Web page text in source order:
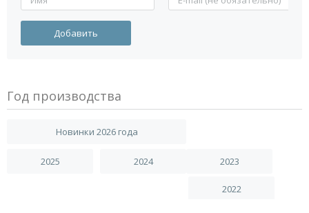
Год производства
Новинки 2026 года
2025 2024 2023
2022